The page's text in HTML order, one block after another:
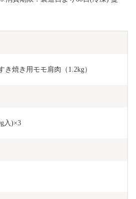
き焼き用モモ肩肉（1.2kg）
入)×3